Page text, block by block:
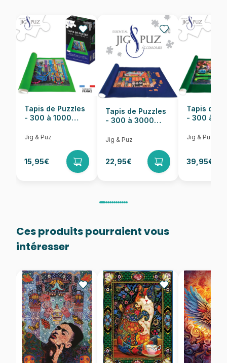
EAN 8682450142381
Nombre de pièces 1000 pièces
Dimensions 68 x 48 cm
Tapis de Puzzles
- 300 à 1000
Jig & Puz
15,95€
Tapis de Puzzles
- 300 à 3000
Jig & Puz
22,95€
Tapis de
- 300 à
Jig & Puz
39,95€
Ces produits pourraient vous
intéresser